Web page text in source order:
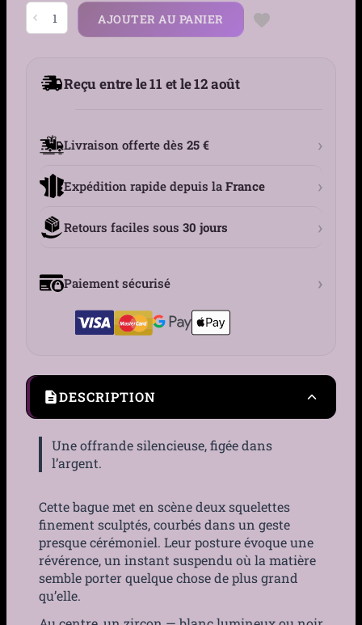
quantité
de
Bague
Argent
AJOUTER AU PANIER
Reçu entre le 11 et le 12 août
Livraison offerte dès 25 € ›
Expédition rapide depuis la France ›
Retours faciles sous 30 jours ›
Paiement sécurisé ›
DESCRIPTION
Une offrande silencieuse, figée dans
l’argent.
Cette bague met en scène deux squelettes
finement sculptés, courbés dans un geste
presque cérémoniel. Leur posture évoque une
révérence, un instant suspendu où la matière
semble porter quelque chose de plus grand
qu’elle.